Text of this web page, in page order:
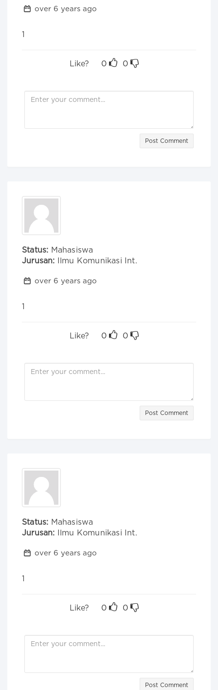
over 6 years ago
1
Like? 0 0
Post Comment
Status: Mahasiswa
Jurusan: Ilmu Komunikasi Int.
over 6 years ago
1
Like? 0 0
Post Comment
Status: Mahasiswa
Jurusan: Ilmu Komunikasi Int.
over 6 years ago
1
Like? 0 0
Post Comment